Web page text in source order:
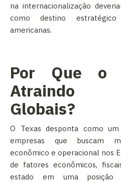
na internacionalização
como destino
americanas.
Por Que o
Atraindo
Globais?
O Texas desponta como
empresas que buscam
econômico e operacional nos
de fatores econômicos,
estado em uma posição